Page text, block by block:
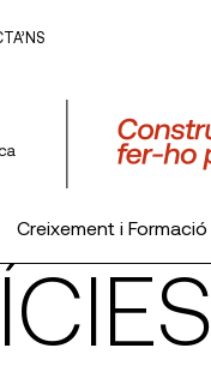
Creixement i Formació